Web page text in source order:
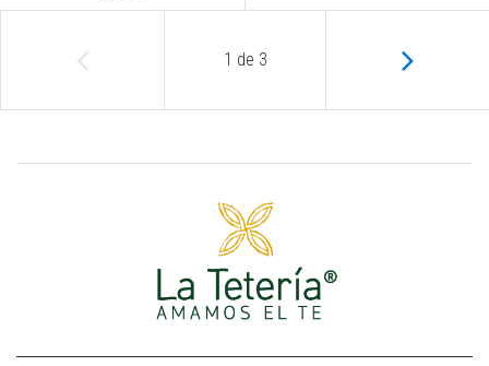
1 de 3